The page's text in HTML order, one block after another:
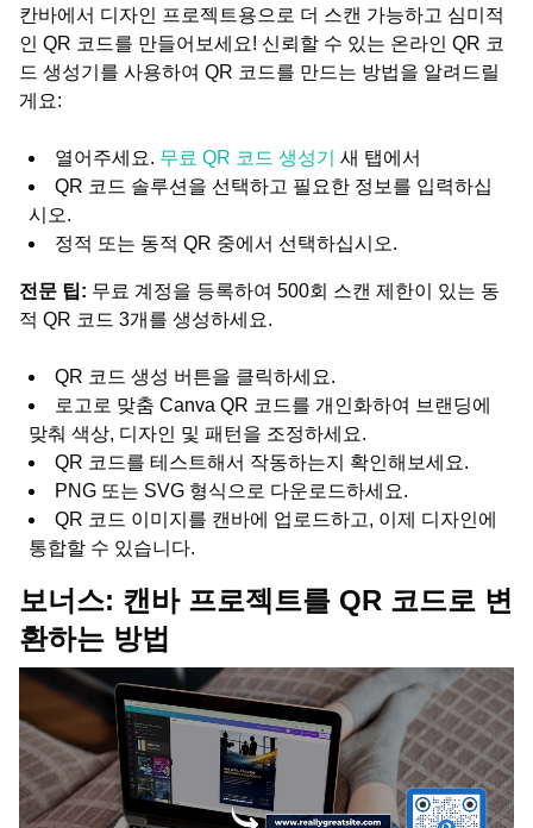
칸바에서 디자인 프로젝트용으로 더 스캔 가능하고 심미적
인 QR 코드를 만들어보세요! 신뢰할 수 있는 온라인 QR 코
드 생성기를 사용하여 QR 코드를 만드는 방법을 알려드릴
게요:
열어주세요. 무료 QR 코드 생성기 새 탭에서
QR 코드 솔루션을 선택하고 필요한 정보를 입력하십
시오.
정적 또는 동적 QR 중에서 선택하십시오.
전문 팁: 무료 계정을 등록하여 500회 스캔 제한이 있는 동
적 QR 코드 3개를 생성하세요.
QR 코드 생성 버튼을 클릭하세요.
로고로 맞춤 Canva QR 코드를 개인화하여 브랜딩에
맞춰 색상, 디자인 및 패턴을 조정하세요.
QR 코드를 테스트해서 작동하는지 확인해보세요.
PNG 또는 SVG 형식으로 다운로드하세요.
QR 코드 이미지를 캔바에 업로드하고, 이제 디자인에
통합할 수 있습니다.
보너스: 캔바 프로젝트를 QR 코드로 변
환하는 방법